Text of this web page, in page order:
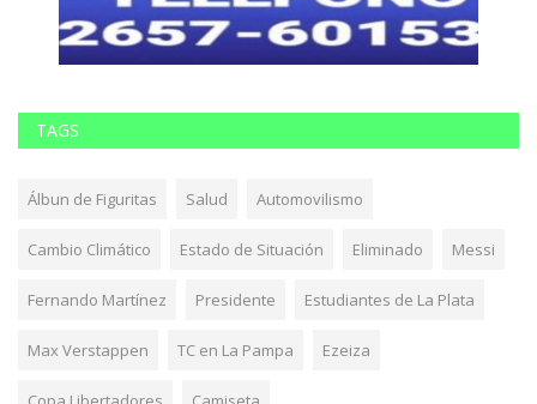
TAGS
Álbun de Figuritas Salud Automovilismo
Cambio Climático Estado de Situación Eliminado Messi
Fernando Martínez Presidente Estudiantes de La Plata
Max Verstappen TC en La Pampa Ezeiza